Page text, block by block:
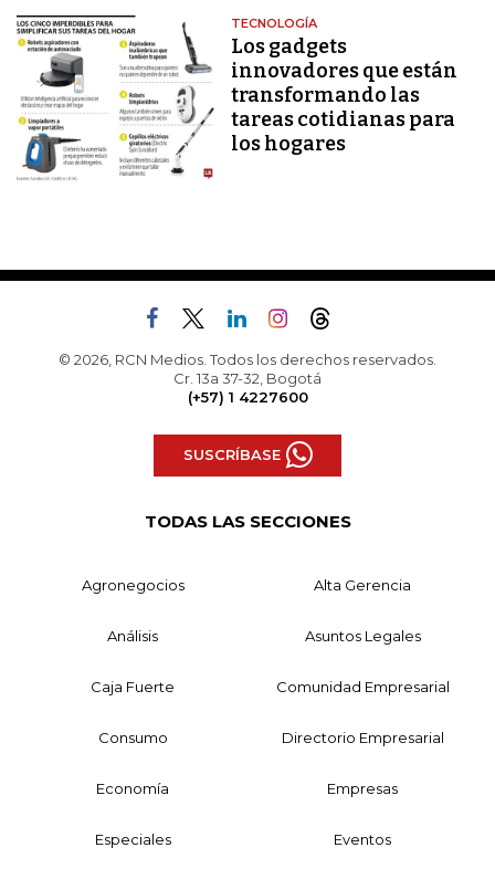
TECNOLOGÍA
Los gadgets
innovadores que están
transformando las
tareas cotidianas para
los hogares
© 2026, RCN Medios. Todos los derechos reservados.
Cr. 13a 37-32, Bogotá
(+57) 1 4227600
SUSCRÍBASE
TODAS LAS SECCIONES
Agronegocios Alta Gerencia
Análisis Asuntos Legales
Caja Fuerte Comunidad Empresarial
Consumo Directorio Empresarial
Economía Empresas
Especiales Eventos